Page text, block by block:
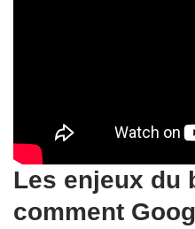
Les enjeux du
comment